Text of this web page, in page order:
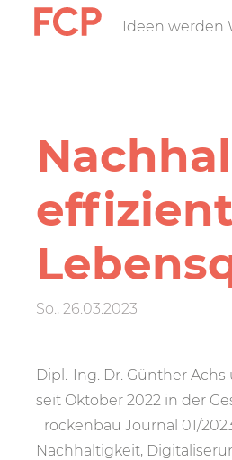
Direkt
FCP
rotes
Logo
Ideen werden
So., 26.03.2023
Dipl.-Ing. Dr. Günther
seit Oktober 2022 in der
Trockenbau Journal 01/
Nachhaltigkeit,